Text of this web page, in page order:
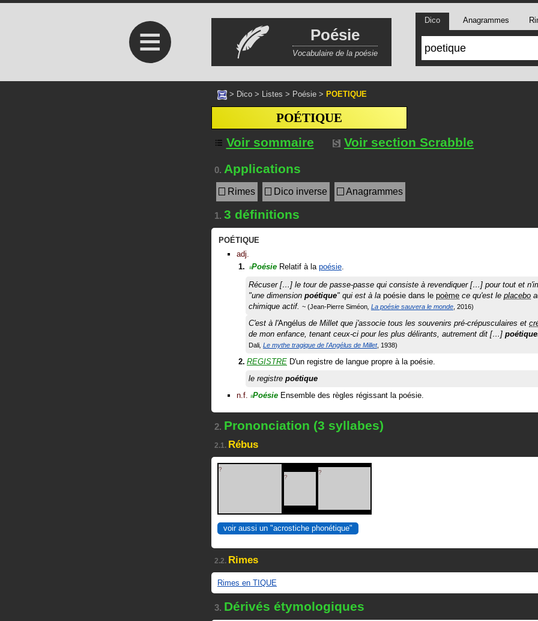
≡ Poésie
Vocabulaire de la poésie
Dico Anagrammes
> Dico > Listes > Poésie > POETIQUE
POÉTIQUE
Voir sommaire
Voir section Scrabble
0. Applications
Rimes Dico inverse Anagrammes
1. 3 définitions
POÉTIQUE
adj.
#Poésie Relatif à la poésie.
Récuser […] le tour de passe-passe qui consiste à revendiquer […] pour tout et
"une dimension poétique" qui est à la poésie dans le poème ce qu'est le placebo
chimique actif.
Jean-Pierre Siméon La poésie sauvera le monde 2016
C'est à l'Angélus de Millet que j'associe tous les souvenirs pré-crépusculaires et
de mon enfance, tenant ceux-ci pour les plus délirants, autrement dit […]
Dali Le mythe tragique de l'Angélus de Millet 1938
REGISTRE D'un registre de langue propre à la poésie.
le registre poétique
n.f. #Poésie Ensemble des règles régissant la poésie.
2. Prononciation (3 syllabes)
2.1. Rébus
?
?
?
voir aussi un "acrostiche phonétique"
2.2. Rimes
Rimes en TIQUE
3. Dérivés étymologiques